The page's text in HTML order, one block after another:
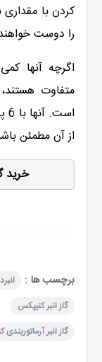
را دوست
متفاوت
از آن مطمئن
خرید
برچسب ها :
گاز انبر کنیپکس
گاز انبر